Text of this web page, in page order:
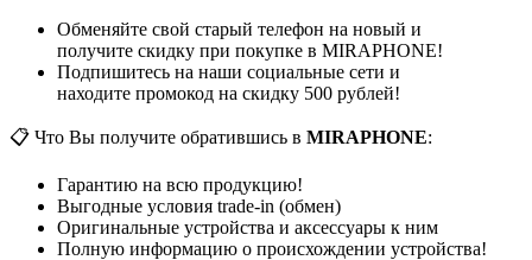
Обменяйте свой старый телефон на новый и
получите скидку при покупке в MIRAPHONE!
Подпишитесь на наши социальные сети и
находите промокод на скидку 500 рублей!
📋 Что Вы получите обратившись в MIRAPHONE:
Гарантию на всю продукцию!
Выгодные условия trade-in (обмен)
Оригинальные устройства и аксессуары к ним
Полную информацию о происхождении устройства!